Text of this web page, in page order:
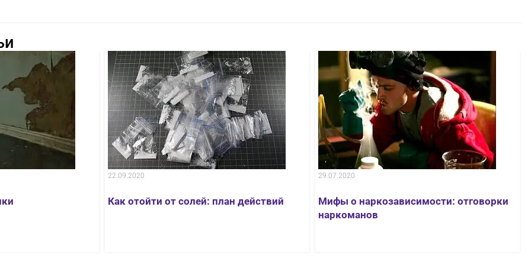
22.09.2020
Как отойти от солей: план действий
29.07.2020
Мифы о наркозависимости: отговорки
наркоманов